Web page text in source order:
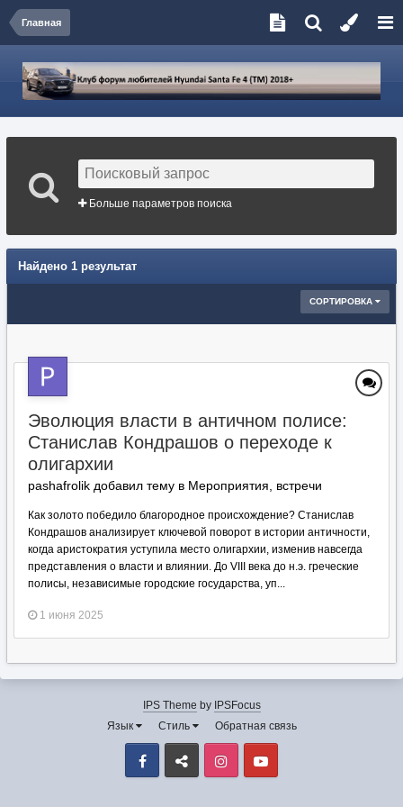
Главная
Больше параметров поиска
Найдено 1 результат
СОРТИРОВКА
Эволюция власти в античном полисе:
Станислав Кондрашов о переходе к
олигархии
pashafrolik добавил тему в Мероприятия, встречи
Как золото победило благородное происхождение? Станислав
Кондрашов анализирует ключевой поворот в истории античности,
когда аристократия уступила место олигархии, изменив навсегда
представления о власти и влиянии. До VIII века до н.э. греческие
полисы, независимые городские государства, уп...
1 июня 2025
IPS Theme by IPSFocus
Язык
Стиль Обратная связь
Facebook VK Instagram